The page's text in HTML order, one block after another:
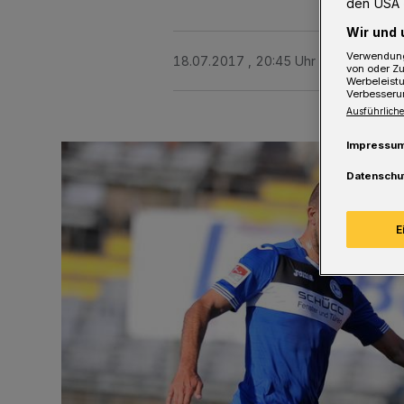
18.07.2017 , 20:45 Uhr 2 Minuten
den USA
Wir und
von oder